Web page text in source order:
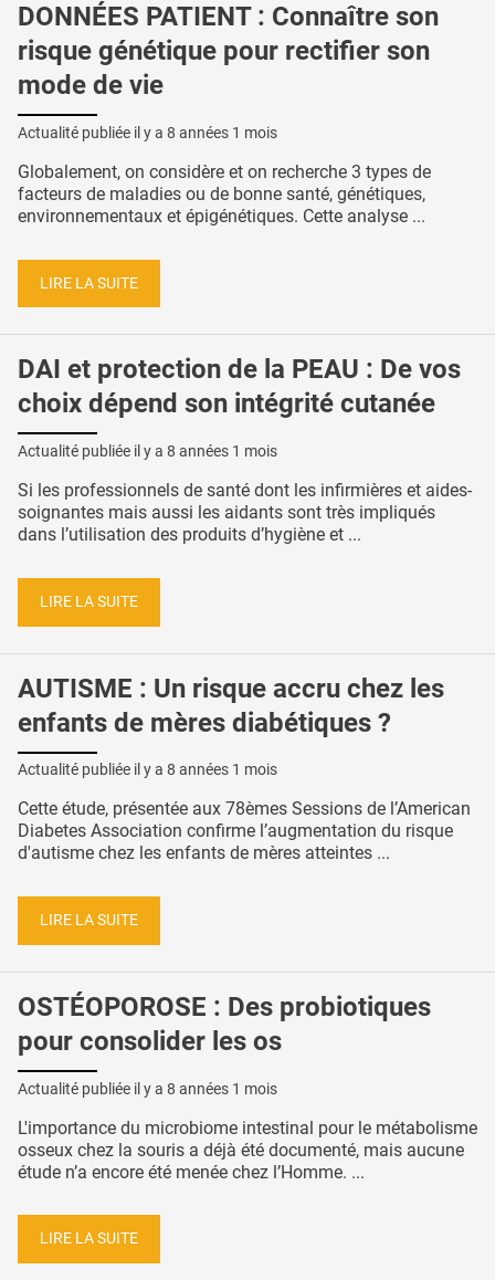
DONNÉES PATIENT : Connaître son
risque génétique pour rectifier son
mode de vie
Actualité publiée il y a 8 années 1 mois
Globalement, on considère et on recherche 3 types de
facteurs de maladies ou de bonne santé, génétiques,
environnementaux et épigénétiques. Cette analyse ...
LIRE LA SUITE
DAI et protection de la PEAU : De vos
choix dépend son intégrité cutanée
Actualité publiée il y a 8 années 1 mois
Si les professionnels de santé dont les infirmières et aides-
soignantes mais aussi les aidants sont très impliqués
dans l’utilisation des produits d’hygiène et ...
LIRE LA SUITE
AUTISME : Un risque accru chez les
enfants de mères diabétiques ?
Actualité publiée il y a 8 années 1 mois
Cette étude, présentée aux 78èmes Sessions de l’American
Diabetes Association confirme l’augmentation du risque
d'autisme chez les enfants de mères atteintes ...
LIRE LA SUITE
OSTÉOPOROSE : Des probiotiques
pour consolider les os
Actualité publiée il y a 8 années 1 mois
L'importance du microbiome intestinal pour le métabolisme
osseux chez la souris a déjà été documenté, mais aucune
étude n’a encore été menée chez l’Homme. ...
LIRE LA SUITE